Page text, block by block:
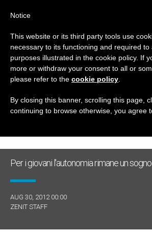
GIORNO
Agosto 30th,
ULTIME NOTIZIE
Per i giovani l'autonomia rimane un sogno
AUG 30, 2012 00:00
ZENIT STAFF
Notice
This website or its third party tools use
necessary to its functioning and required to
purposes illustrated in the cookie policy. If
more or withdraw your consent to all or
please refer to the cookie policy
By closing this banner, scrolling this page,
continuing to browse otherwise, you agree